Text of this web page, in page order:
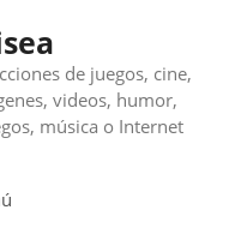
de juegos, cine,
videos, humor,
música o Internet